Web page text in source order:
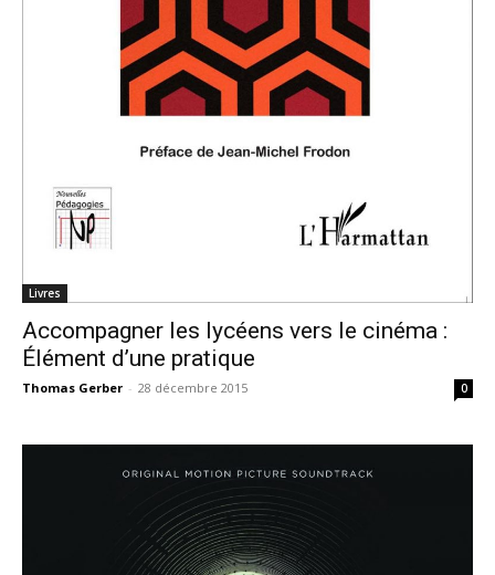
Livres
Accompagner les lycéens vers le cinéma :
Élément d’une pratique
Thomas Gerber - 28 décembre 2015 0